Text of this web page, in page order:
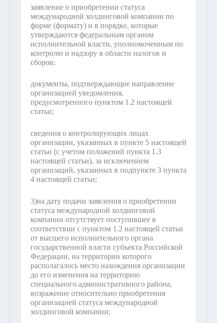
заявление о приобретении статуса
международной холдинговой компании по
форме (формату) и в порядке, которые
утверждаются федеральным органом
исполнительной власти, уполномоченным по
контролю и надзору в области налогов и
сборов;
документы, подтверждающие направление
организацией уведомления,
предусмотренного пунктом 1.2 настоящей
статьи;
сведения о контролирующих лицах
организации, указанных в пункте 5 настоящей
статьи (с учетом положений пункта 1.3
настоящей статьи), за исключением
организаций, указанных в подпункте 3 пункта
4 настоящей статьи;
3)на дату подачи заявления о приобретении
статуса международной холдинговой
компании отсутствует поступившее в
соответствии с пунктом 1.2 настоящей статьи
от высшего исполнительного органа
государственной власти субъекта Российской
Федерации, на территории которого
располагалось место нахождения организации
до его изменения на территорию
специального административного района,
возражение относительно приобретения
организацией статуса международной
холдинговой компании;